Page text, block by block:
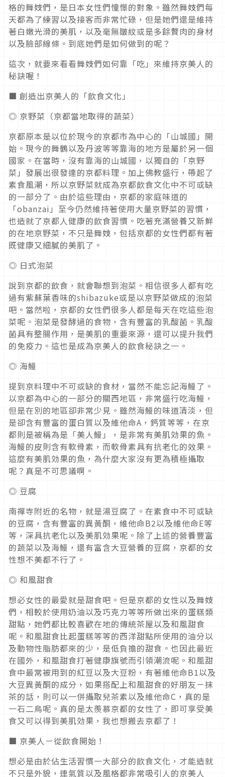
格的舞妓們，是日本女性們憧憬的對象。雖然舞妓們每
天都為了練習以及接客而非常忙碌，但是她們還是維持
著白嫩光滑的美肌，以及毫無皺紋或是多餘贅肉的身材
以及臉部線條。到底她們是如何做到的呢？
這次，就要來看看舞妓們如何靠「吃」來維持京美人的
秘訣喔！
■ 創造出京美人的「飲食文化」
◎ 京野菜（京都當地取得的蔬菜）
京都原本是以位於現今的京都市為中心的「山城國」開
始。現今的舞鶴以及丹波等等靠海的地方是屬於另一個
國家。在當時，沒有靠海的山城國，以獨自的「京野
菜」發展出很發達的京都料理。加上佛教盛行，帶起了
素食風潮，所以京野菜就成為京都飲食文化中不可或缺
的一部分了。由於這些理由，京都的家庭味道的
「obanzai」至今仍然維持著使用大量京野菜的習慣，
也造就了京都人健康的飲食習慣。吃著充滿營養又新鮮
的在地京野菜，不只是舞妓，包括京都的女性們都有著
既健康又細膩的美肌了。
◎ 日式泡菜
說到京都的飲食，就會聯想到泡菜。相信很多人都有吃
過有紫蘇葉香味的shibazuke或是以京野菜做成的泡菜
吧。當然啦，京都的女性們很多人都是每天在吃這些泡
菜呢。泡菜是發酵過的食物，含有豐富的乳酸菌。乳酸
菌具有整腸作用，是美肌的重要來源，還可以提升我們
的免疫力。這也是成為京美人的飲食秘訣之一。
◎ 海鰻
提到京料理中不可或缺的食材，當然不能忘記海鰻了。
以京都為中心的一部分的關西地區，非常盛行吃海鰻，
但是在別的地區卻非常少見。雖然海鰻的味道清淡，但
是卻含有豐富的蛋白質以及維他命A，鈣質等等，在京
都則是被稱為是「美人鰻」，是非常有美肌効果的魚。
海鰻的皮則含有軟骨素，而軟骨素具有抗老化的效果。
這麼有美肌効果的魚，為什麼大家沒有更為積極攝取
呢？真是不可思議啊。
◎ 豆腐
南禪寺附近的名物，就是湯豆腐了。在素食中不可或缺
的豆腐，含有豐富的異黃酮，維他命B2以及維他命E等
等，深具抗老化以及美肌効果呢。除了上述的營養豐富
的蔬菜以及海鰻，還有富含大豆營養的豆腐，京都的女
性想不美都不行了。
◎ 和風甜食
想必女性的最愛就是甜食吧。但是京都的女性以及舞妓
們，相較於使用奶油以及巧克力等等所做出來的蛋糕類
甜點，她們都比較喜歡在地的傳統茶屋以及和風甜食
呢。和風甜食比起蛋糕等等的西洋甜點所使用的油分以
及動物性脂肪都來的少，是低負擔的甜食。也因此最近
在國外，和風甜食打著健康旗號而引領潮流呢。和風甜
食中最常被用到的紅豆以及大豆粉，有著維他命B1以及
大豆異黃酮的成分，如果搭配上和風甜食的好朋友－抹
茶的話，則可以一併攝取兒茶素以及維他命C，真的是
一石二鳥呢。真的是太羨慕京都的女性了，即可享受美
食又可以得到美肌効果，我也想搬去京都了！
■ 京美人－從飲食開始！
想必是由於佔生活習慣一大部分的飲食文化，才能造就
不只是外貌，連氣質以及風格都非常吸引人的京美人